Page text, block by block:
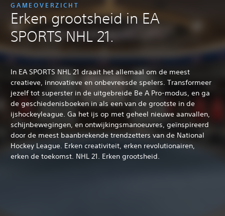
GAMEOVERZICHT
Erken grootsheid in EA
SPORTS NHL 21.
In EA SPORTS NHL 21 draait het allemaal om de meest
creatieve, innovatieve en onbevreesde spelers. Transformeer
jezelf tot superster in de uitgebreide Be A Pro-modus, en ga
de geschiedenisboeken in als een van de grootste in de
ijshockeyleague. Ga het ijs op met geheel nieuwe aanvallen,
schijnbewegingen, en ontwijkingsmanoeuvres, geïnspireerd
door de meest baanbrekende trendzetters van de National
Hockey League. Erken creativiteit, erken revolutionairen,
erken de toekomst. NHL 21. Erken grootsheid.